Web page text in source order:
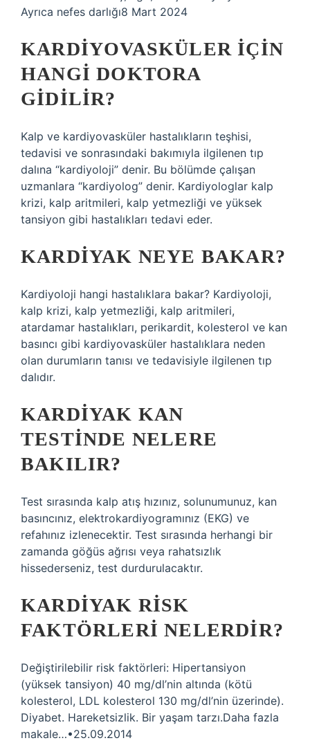
Ayrıca nefes darlığı8 Mart 2024
KARDIYOVASKÜLER IÇIN
HANGI DOKTORA
GIDILIR?
Kalp ve kardiyovasküler hastalıkların teşhisi,
tedavisi ve sonrasındaki bakımıyla ilgilenen tıp
dalına “kardiyoloji” denir. Bu bölümde çalışan
uzmanlara “kardiyolog” denir. Kardiyologlar kalp
krizi, kalp aritmileri, kalp yetmezliği ve yüksek
tansiyon gibi hastalıkları tedavi eder.
KARDIYAK NEYE BAKAR?
Kardiyoloji hangi hastalıklara bakar? Kardiyoloji,
kalp krizi, kalp yetmezliği, kalp aritmileri,
atardamar hastalıkları, perikardit, kolesterol ve kan
basıncı gibi kardiyovasküler hastalıklara neden
olan durumların tanısı ve tedavisiyle ilgilenen tıp
dalıdır.
KARDIYAK KAN
TESTINDE NELERE
BAKILIR?
Test sırasında kalp atış hızınız, solunumunuz, kan
basıncınız, elektrokardiyogramınız (EKG) ve
refahınız izlenecektir. Test sırasında herhangi bir
zamanda göğüs ağrısı veya rahatsızlık
hissederseniz, test durdurulacaktır.
KARDIYAK RISK
FAKTÖRLERI NELERDIR?
Değiştirilebilir risk faktörleri: Hipertansiyon
(yüksek tansiyon) 40 mg/dl’nin altında (kötü
kolesterol, LDL kolesterol 130 mg/dl’nin üzerinde).
Diyabet. Hareketsizlik. Bir yaşam tarzı.Daha fazla
makale…•25.09.2014